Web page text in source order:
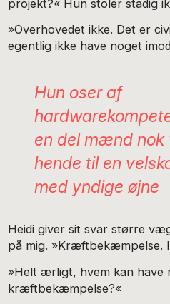
projekt?« Hun stoler stadig
»Overhovedet ikke. Det er
egentlig ikke have noget
Hun oser af
en del mænd nok
hende til en
med yndige øjne
Heidi giver sit svar større
på mig. »Kræftbekæmpelse.
»Helt ærligt, hvem kan have
kræftbekæmpel­se?«